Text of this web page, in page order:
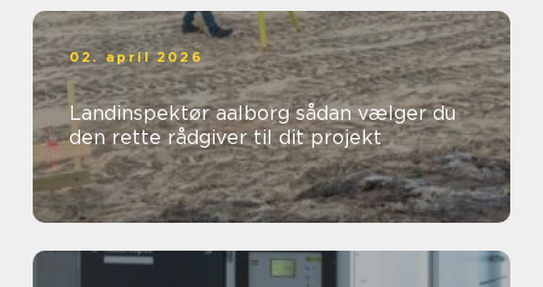
02. april 2026
Landinspektør aalborg sådan vælger du
den rette rådgiver til dit projekt